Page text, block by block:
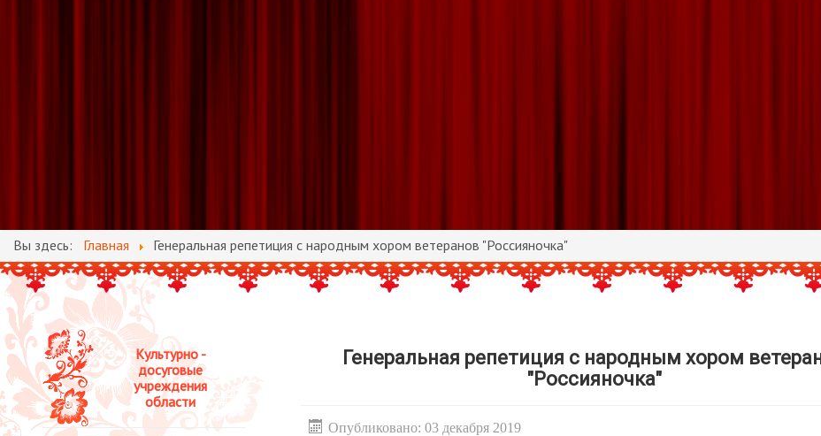
Вы здесь: Главная Генеральная репетиция с народным хором ветеранов "Россияночка"
Культурно -
досуговые
учреждения
области
Генеральная репетиция с народным хором
"Россияночка"
Опубликовано: 03 декабря 2019